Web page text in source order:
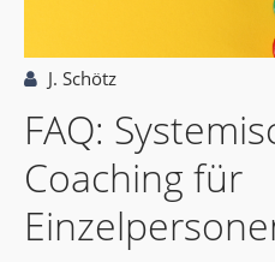
FAQ:
Coaching für
J. Schötz